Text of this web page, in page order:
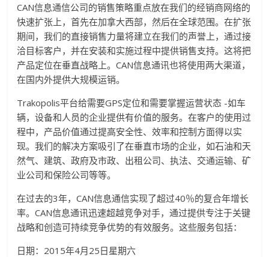
CAN信息通信公司的销售策略重点放在我们的经销商网络的
快速扩张上，首先在加拿大西部，然后在全球范围。在扩张
期间，我们的直接销售力量将建立在我们的声誉上，通过接
洽目标客户，并在安装和实施过程中提供销售支持。这将把
产品定位在垂直战略上。CAN信息通讯也将使用两大渠道，
在国内外提供大规模运销。
Trakopolis平台给需要GPS定位和需要掌握运营状态 -如车
辆，设备和人员的企业提供有价值的服务。在客户的使用过
程中，产品价值通过提高安全性、效率和控制方面得以实
现。我们的解决方案吸引了在垂直市场的企业，如石油和天
然气、建筑、政府及市政、出租公司、执法、交通运输、矿
业公司和保险公司等等。
在过去的3年，CAN信息通信实现了超过40％的复合年增长
率。CAN信息通讯迅速超越竞争对手，通过提供专注于关键
战略和创造可持续竞争优势的有效服务。这些服务包括：
日期：2015年4月25日星期六